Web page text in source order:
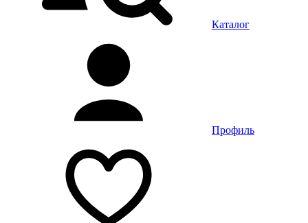
Каталог
Профиль